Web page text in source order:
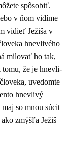
spôsobiť.
v ňom vidíme
vidieť Ježiša v
hnevlivého
milovať ho tak,
tomu, že je hnevli-
uvedomte
hnevlivý
so mnou súcit
zmýšľa Ježiš